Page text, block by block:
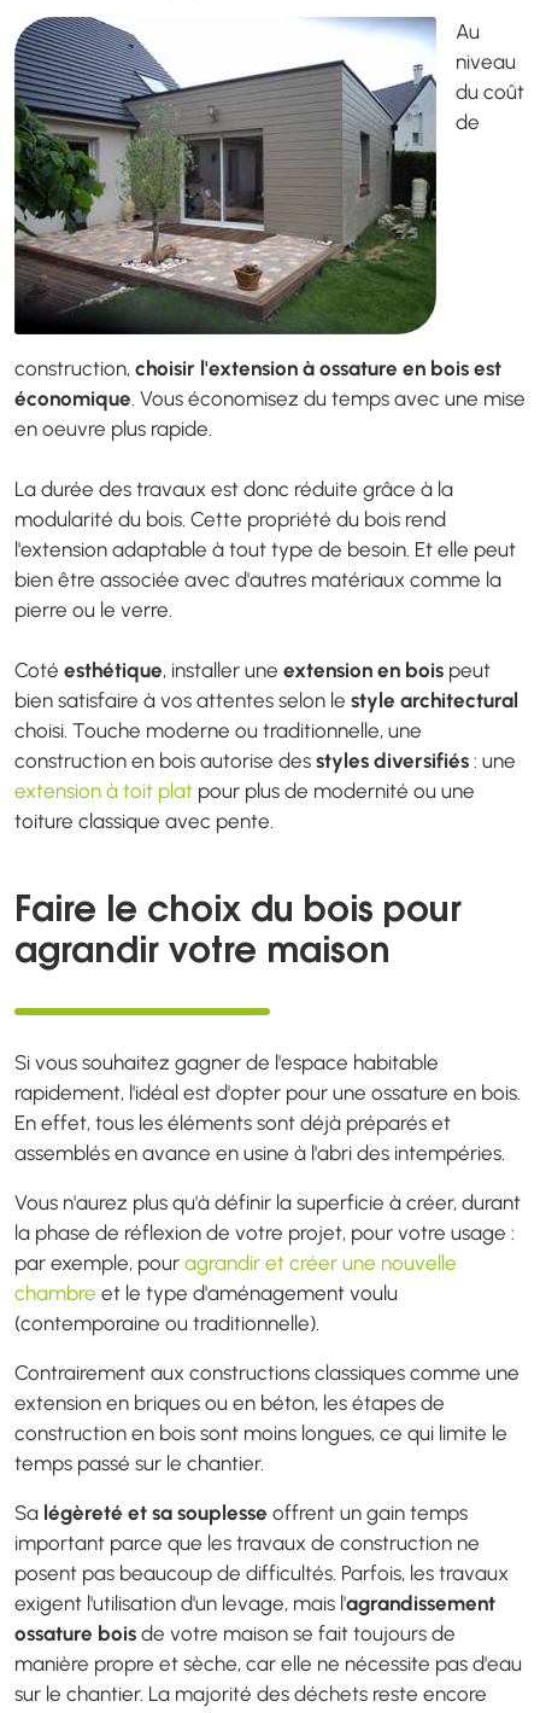
Au
niveau
du coût
de
construction, choisir l'extension à ossature en bois est
économique. Vous économisez du temps avec une mise
en oeuvre plus rapide.
La durée des travaux est donc réduite grâce à la
modularité du bois. Cette propriété du bois rend
l'extension adaptable à tout type de besoin. Et elle peut
bien être associée avec d'autres matériaux comme la
pierre ou le verre.
Coté esthétique, installer une extension en bois peut
bien satisfaire à vos attentes selon le style architectural
choisi. Touche moderne ou traditionnelle, une
construction en bois autorise des styles diversifiés : une
extension à toit plat pour plus de modernité ou une
toiture classique avec pente.
Faire le choix du bois pour
agrandir votre maison
Si vous souhaitez gagner de l'espace habitable
rapidement, l'idéal est d'opter pour une ossature en bois.
En effet, tous les éléments sont déjà préparés et
assemblés en avance en usine à l'abri des intempéries.
Vous n'aurez plus qu'à définir la superficie à créer, durant
la phase de réflexion de votre projet, pour votre usage :
par exemple, pour agrandir et créer une nouvelle
chambre et le type d'aménagement voulu
(contemporaine ou traditionnelle).
Contrairement aux constructions classiques comme une
extension en briques ou en béton, les étapes de
construction en bois sont moins longues, ce qui limite le
temps passé sur le chantier.
Sa légèreté et sa souplesse offrent un gain temps
important parce que les travaux de construction ne
posent pas beaucoup de difficultés. Parfois, les travaux
exigent l'utilisation d'un levage, mais l'agrandissement
ossature bois de votre maison se fait toujours de
manière propre et sèche, car elle ne nécessite pas d'eau
sur le chantier. La majorité des déchets reste encore